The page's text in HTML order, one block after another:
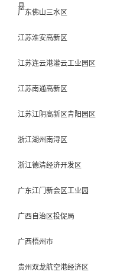
县
广东佛山三水区
江苏淮安高新区
江苏连云港灌云工业园区
江苏南通高新区
江苏江阴高新区青阳园区
浙江湖州南浔区
浙江德清经济开发区
广东江门新会区工业园
广西自治区投促局
广西梧州市
贵州双龙航空港经济区